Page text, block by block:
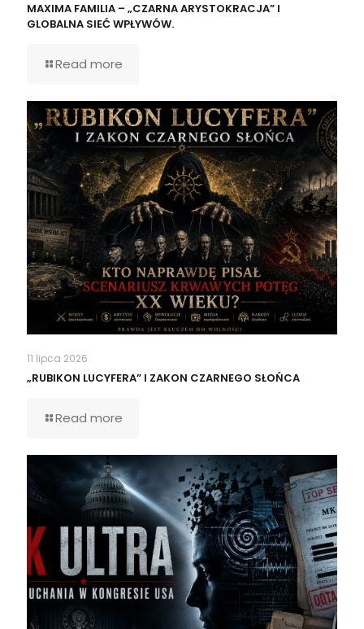
MAXIMA FAMILIA – „CZARNA ARYSTOKRACJA” I
GLOBALNA SIEĆ WPŁYWÓW.
Read more
11 lipca 2026
„RUBIKON LUCYFERA” I ZAKON CZARNEGO SŁOŃCA
Read more